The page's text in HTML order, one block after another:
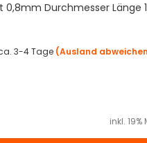
0,8mm Durchmesser Länge
3-4 Tage (Ausland
inkl. 19%